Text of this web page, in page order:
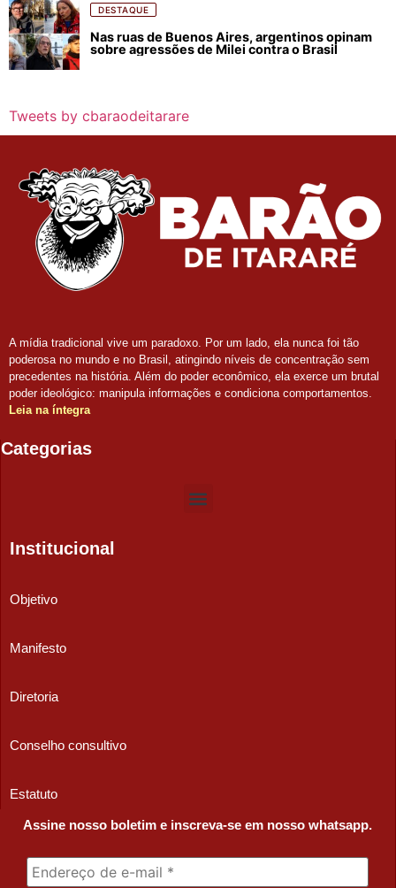
DESTAQUE
Nas ruas de Buenos Aires, argentinos opinam
sobre agressões de Milei contra o Brasil
Tweets by cbaraodeitarare
A mídia tradicional vive um paradoxo. Por um lado, ela nunca foi tão
poderosa no mundo e no Brasil, atingindo níveis de concentração sem
precedentes na história. Além do poder econômico, ela exerce um brutal
poder ideológico: manipula informações e condiciona comportamentos.
Leia na íntegra
Categorias
Institucional
Objetivo
Manifesto
Diretoria
Conselho consultivo
Estatuto
Assine nosso boletim e inscreva-se em nosso whatsapp.